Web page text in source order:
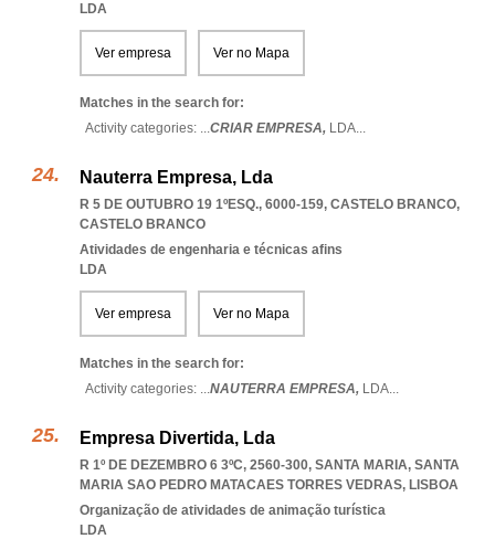
LDA
Ver empresa Ver no Mapa
Matches in the search for:
Activity categories: ...CRIAR EMPRESA, LDA...
Nauterra Empresa, Lda
R 5 DE OUTUBRO 19 1ºESQ., 6000-159, CASTELO BRANCO,
CASTELO BRANCO
Atividades de engenharia e técnicas afins
LDA
Ver empresa Ver no Mapa
Matches in the search for:
Activity categories: ...NAUTERRA EMPRESA, LDA...
Empresa Divertida, Lda
R 1º DE DEZEMBRO 6 3ºC, 2560-300, SANTA MARIA, SANTA
MARIA SAO PEDRO MATACAES TORRES VEDRAS, LISBOA
Organização de atividades de animação turística
LDA